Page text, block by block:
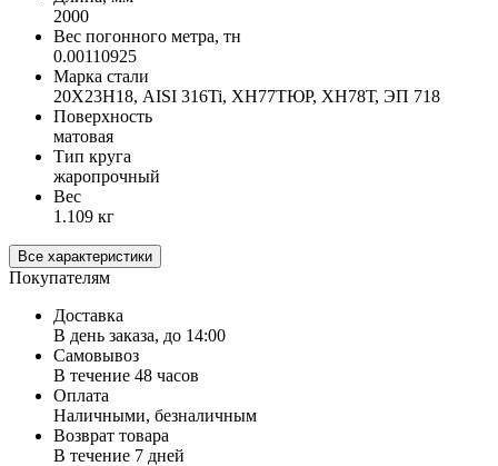
2000
Вес погонного метра, тн
0.00110925
Марка стали
20Х23Н18, AISI 316Ti, ХН77ТЮР, ХН78Т, ЭП 718
Поверхность
матовая
Тип круга
жаропрочный
Вес
1.109 кг
Все характеристики
Покупателям
Доставка
В день заказа, до 14:00
Самовывоз
В течение 48 часов
Оплата
Наличными, безналичным
Возврат товара
В течение 7 дней